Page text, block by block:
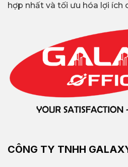
hợp nhất và tối ưu hóa lợi ích
CÔNG TY TNHH